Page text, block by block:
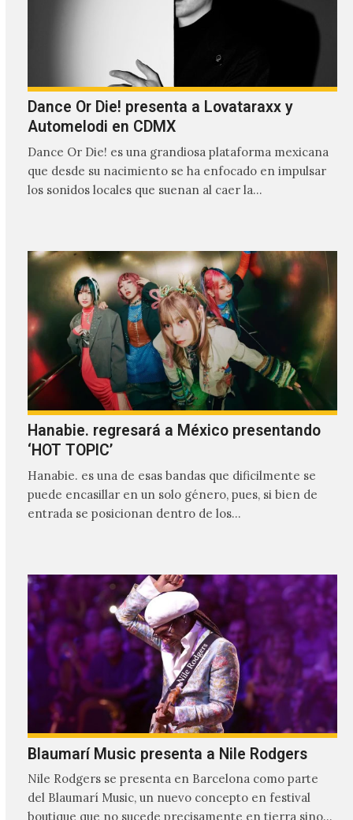
Dance Or Die! presenta a Lovataraxx y
Automelodi en CDMX
Dance Or Die! es una grandiosa plataforma mexicana
que desde su nacimiento se ha enfocado en impulsar
los sonidos locales que suenan al caer la…
Hanabie. regresará a México presentando
‘HOT TOPIC’
Hanabie. es una de esas bandas que dificilmente se
puede encasillar en un solo género, pues, si bien de
entrada se posicionan dentro de los…
Blaumarí Music presenta a Nile Rodgers
Nile Rodgers se presenta en Barcelona como parte
del Blaumarí Music, un nuevo concepto en festival
boutique que no sucede precisamente en tierra sino